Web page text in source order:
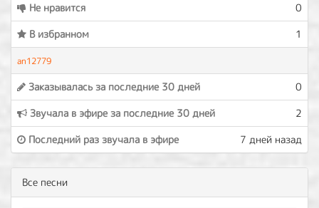
Не нравится
0
В избранном
1
an12779
Заказывалась за последние 30 дней
0
Звучала в эфире за последние 30 дней
2
Последний раз звучала в эфире
7 дней назад
Все песни